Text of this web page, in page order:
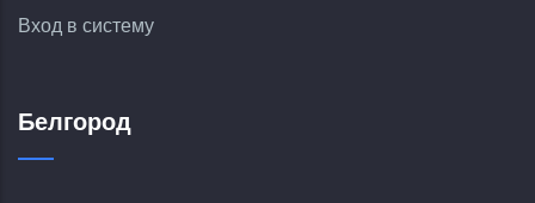
Вход в систему
Белгород